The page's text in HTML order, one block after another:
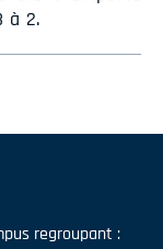
à 2.
regroupant :